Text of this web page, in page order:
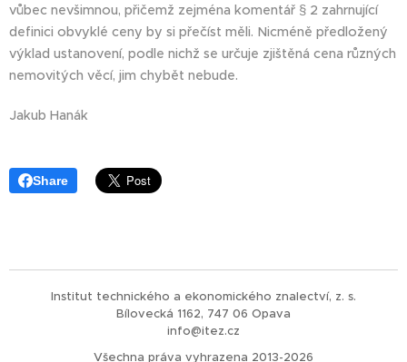
vůbec nevšimnou, přičemž zejména komentář § 2 zahrnující
definici obvyklé ceny by si přečíst měli. Nicméně předložený
výklad ustanovení, podle nichž se určuje zjištěná cena různých
nemovitých věcí, jim chybět nebude.
Jakub Hanák
Share
Institut technického a ekonomického znalectví, z. s.
Bílovecká 1162, 747 06 Opava
info@itez.cz
Všechna práva vyhrazena 2013-2026